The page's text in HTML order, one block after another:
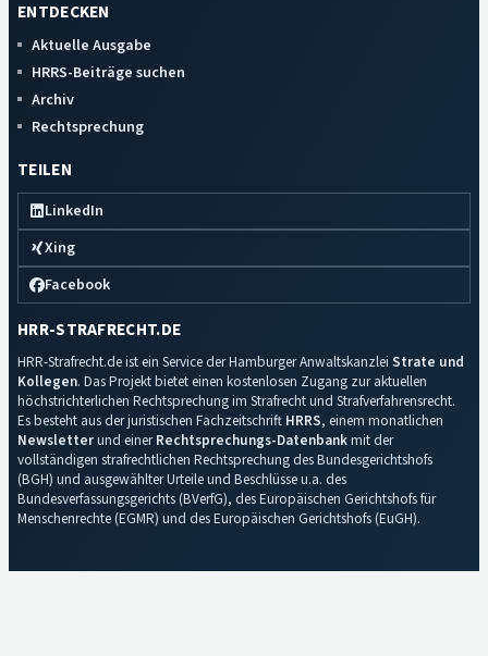
ENTDECKEN
Aktuelle Ausgabe
HRRS-Beiträge suchen
Archiv
Rechtsprechung
TEILEN
LinkedIn
Xing
Facebook
HRR-STRAFRECHT.DE
HRR-Strafrecht.de ist ein Service der Hamburger Anwaltskanzlei Strate und
Kollegen. Das Projekt bietet einen kostenlosen Zugang zur aktuellen
höchstrichterlichen Rechtsprechung im Strafrecht und Strafverfahrensrecht.
Es besteht aus der juristischen Fachzeitschrift HRRS, einem monatlichen
Newsletterund einerRechtsprechungs-Datenbankmit der
vollständigen strafrechtlichen Rechtsprechung des Bundesgerichtshofs
(BGH) und ausgewählter Urteile und Beschlüsse u.a. des
Bundesverfassungsgerichts (BVerfG), des Europäischen Gerichtshofs für
Menschenrechte (EGMR) und des Europäischen Gerichtshofs (EuGH).